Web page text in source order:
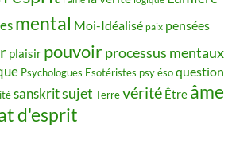
mental Moi-Idéalisé paix pensées
plaisir pouvoirprocessus mentaux
Psychologues Esotéristes psy ésoquestion
sanskritsujet Terrevérité Être âme
d'esprit